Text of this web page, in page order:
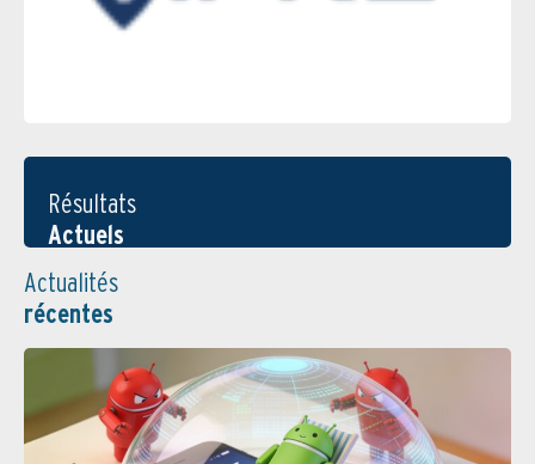
Résultats
Actuels
Actualités
récentes